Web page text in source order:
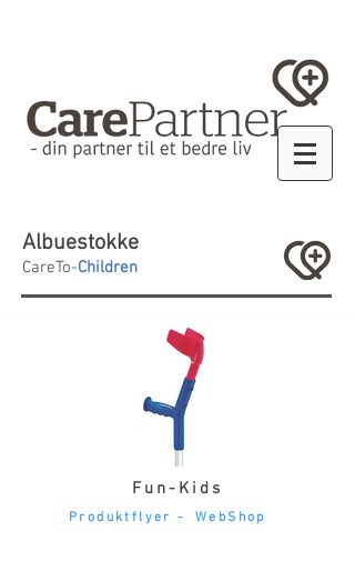
Albuestokke
CareTo-Children
Fun-Kids
Produktflyer - WebShop